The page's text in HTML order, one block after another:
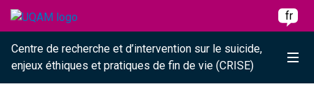
Raccourci vers le contenu
Raccourci vers le menu principal
Raccourci vers la recherche
Skip to main content
Skip to main menu
Skip to search
fr
Centre de recherche et d’intervention sur le suicide,
enjeux éthiques et pratiques de fin de vie (CRISE)